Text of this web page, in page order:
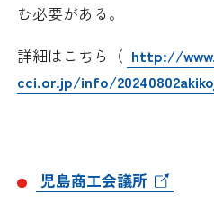
情報公開
アクセス
む必要がある。
詳細はこちら（ http://
cci.or.jp/info/
児島商工会議所